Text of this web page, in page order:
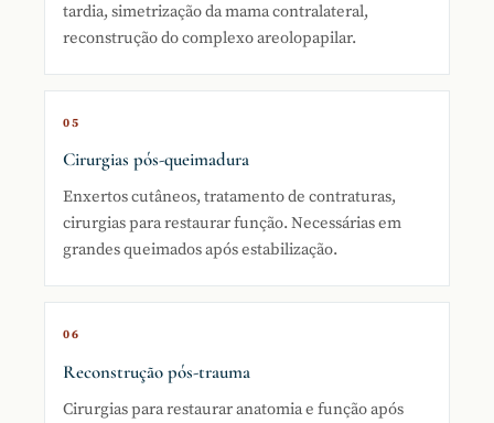
tardia, simetrização da mama contralateral,
reconstrução do complexo areolopapilar.
05
Cirurgias pós-queimadura
Enxertos cutâneos, tratamento de contraturas,
cirurgias para restaurar função. Necessárias em
grandes queimados após estabilização.
06
Reconstrução pós-trauma
Cirurgias para restaurar anatomia e função após